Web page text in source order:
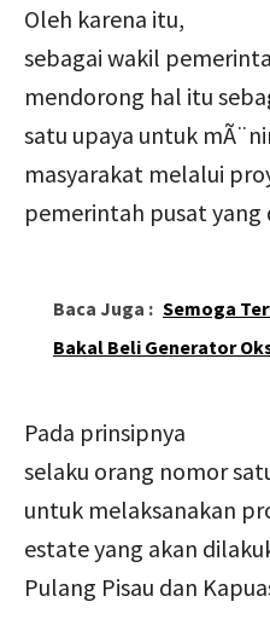
Oleh karena itu,
sebagai wakil
mendorong hal itu
satu upaya untuk
masyarakat melalui
pemerintah pusat
Baca Juga : Semoga
Bakal Beli Generator
Pada prinsipnya
selaku orang nomor
untuk melaksanakan
estate yang akan
Pulang Pisau dan